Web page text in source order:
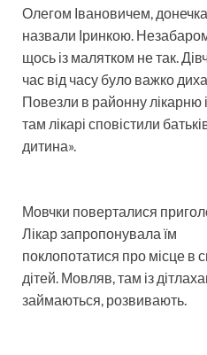
Олегом Івановичем,
назвали Іринкою.
щось із малятком не так.
час від часу було важко
Повезли в районну лікарню і
там лікарі сповістили
дитина».
Мовчки поверталися
Лікар запропонувала їм
поклопотатися про місце в
дітей. Мовляв, там із
займаються, розвивають.